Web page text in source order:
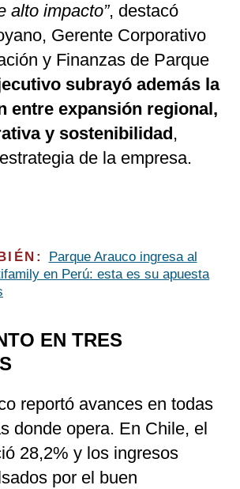
alto impacto”, destacó
Gerente Corporativo
y Finanzas de Parque
subrayó además la
entre expansión regional,
y sostenibilidad,
de la empresa.
Parque Arauco ingresa al
en Perú: esta es su apuesta
EN TRES
reportó avances en todas
donde opera. En Chile, el
28,2% y los ingresos
por el buen